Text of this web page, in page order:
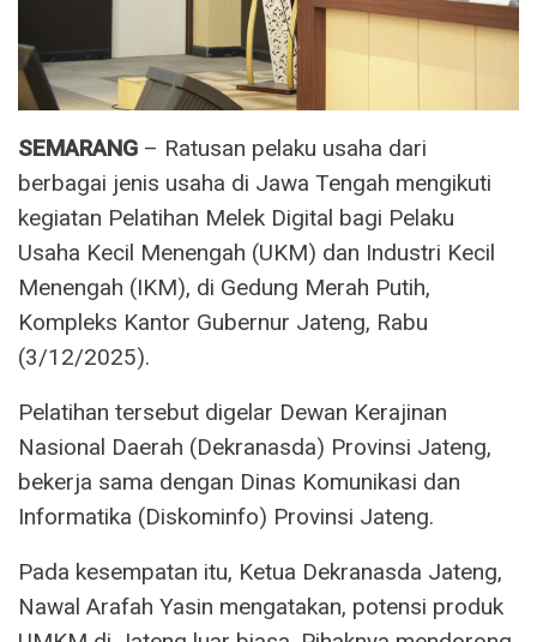
SEMARANG – Ratusan pelaku usaha dari
berbagai jenis usaha di Jawa Tengah mengikuti
kegiatan Pelatihan Melek Digital bagi Pelaku
Usaha Kecil Menengah (UKM) dan Industri Kecil
Menengah (IKM), di Gedung Merah Putih,
Kompleks Kantor Gubernur Jateng, Rabu
(3/12/2025).
Pelatihan tersebut digelar Dewan Kerajinan
Nasional Daerah (Dekranasda) Provinsi Jateng,
bekerja sama dengan Dinas Komunikasi dan
Informatika (Diskominfo) Provinsi Jateng.
Pada kesempatan itu, Ketua Dekranasda Jateng,
Nawal Arafah Yasin mengatakan, potensi produk